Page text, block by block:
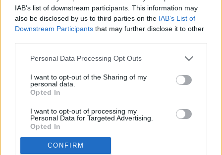
IAB’s list of downstream participants. This information may
also be disclosed by us to third parties on the IAB’s List of
Downstream Participants that may further disclose it to other
Personal Data Processing Opt Outs
I want to opt-out of the Sharing of my
personal data.
Opted In
I want to opt-out of processing my
Personal Data for Targeted Advertising.
Opted In
CONFIRM
Mucha clase en el Estadi Comunal 😏
CLUB